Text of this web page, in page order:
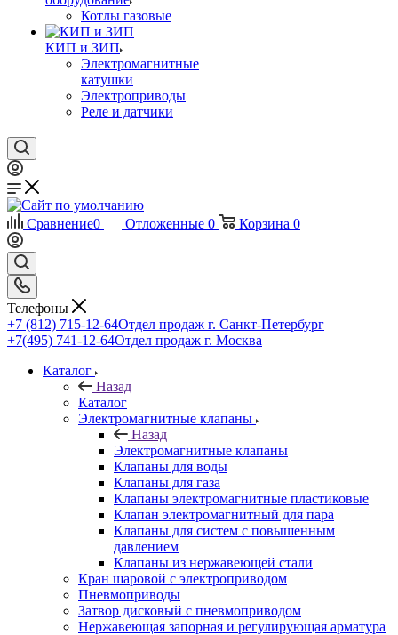
Котлы газовые
КИП и ЗИП
Электромагнитные
катушки
Электроприводы
Реле и датчики
Сравнение0 Отложенные 0 Корзина 0
Телефоны
+7 (812) 715-12-64Отдел продаж г. Санкт-Петербург
+7(495) 741-12-64Отдел продаж г. Москва
Каталог
Назад
Каталог
Электромагнитные клапаны
Назад
Электромагнитные клапаны
Клапаны для воды
Клапаны для газа
Клапаны электромагнитные пластиковые
Клапан электромагнитный для пара
Клапаны для систем с повышенным
давлением
Клапаны из нержавеющей стали
Кран шаровой с электроприводом
Пневмоприводы
Затвор дисковый с пневмоприводом
Нержавеющая запорная и регулирующая арматура